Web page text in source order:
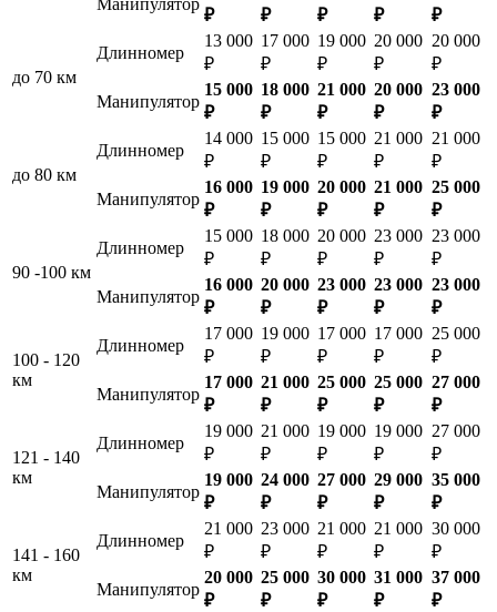
Манипулятор
₽
₽
₽
₽
₽
до 70 км
Длинномер
13 000
₽
17 000
₽
19 000
₽
20 000
₽
20 000
₽
Манипулятор
15 000
₽
18 000
₽
21 000
₽
20 000
₽
23 000
₽
до 80 км
Длинномер
14 000
₽
15 000
₽
15 000
₽
21 000
₽
21 000
₽
Манипулятор
16 000
₽
19 000
₽
20 000
₽
21 000
₽
25 000
₽
90 -100 км
Длинномер
15 000
₽
18 000
₽
20 000
₽
23 000
₽
23 000
₽
Манипулятор
16 000
₽
20 000
₽
23 000
₽
23 000
₽
23 000
₽
100 - 120
км
Длинномер
17 000
₽
19 000
₽
17 000
₽
17 000
₽
25 000
₽
Манипулятор
17 000
₽
21 000
₽
25 000
₽
25 000
₽
27 000
₽
121 - 140
км
Длинномер
19 000
₽
21 000
₽
19 000
₽
19 000
₽
27 000
₽
Манипулятор
19 000
₽
24 000
₽
27 000
₽
29 000
₽
35 000
₽
141 - 160
км
Длинномер
21 000
₽
23 000
₽
21 000
₽
21 000
₽
30 000
₽
Манипулятор
20 000
₽
25 000
₽
30 000
₽
31 000
₽
37 000
₽